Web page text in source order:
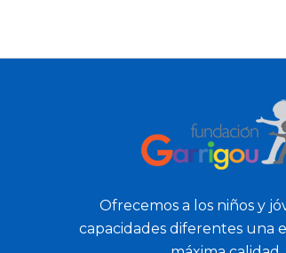
Ofrecemos a los niños y
capacidades diferentes una